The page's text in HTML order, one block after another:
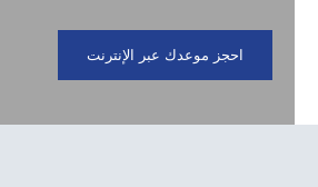
احجز موعدك عبر الإنترنت